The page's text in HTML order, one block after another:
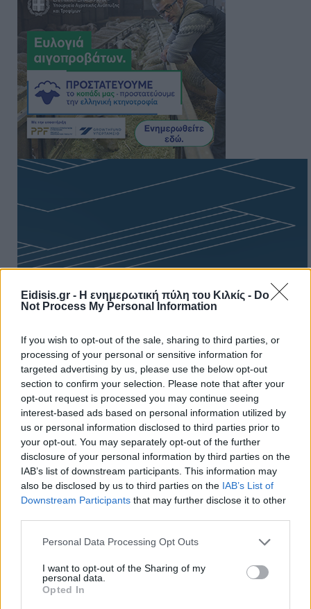
Eidisis.gr - Η ενημερωτική πύλη του Κιλκίς - Do
Not Process My Personal Information
If you wish to opt-out of the sale, sharing to third parties, or
processing of your personal or sensitive information for
targeted advertising by us, please use the below opt-out
section to confirm your selection. Please note that after your
opt-out request is processed you may continue seeing
interest-based ads based on personal information utilized by
us or personal information disclosed to third parties prior to
your opt-out. You may separately opt-out of the further
disclosure of your personal information by third parties on the
IAB’s list of downstream participants. This information may
also be disclosed by us to third parties on the IAB’s List of
Downstream Participants that may further disclose it to other
Personal Data Processing Opt Outs
I want to opt-out of the Sharing of my
personal data.
Opted In
Πρωινή